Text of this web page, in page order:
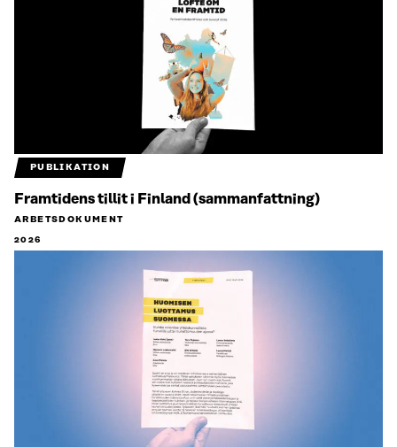
PUBLIKATION
Framtidens tillit i Finland (sammanfattning)
ARBETSDOKUMENT
2026